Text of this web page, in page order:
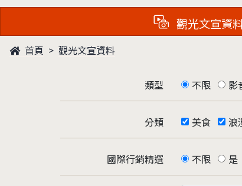
觀光文宣資
首頁 觀光文宣資料
類型 不限 影
分類 美食 浪
國際行銷精選 不限 是